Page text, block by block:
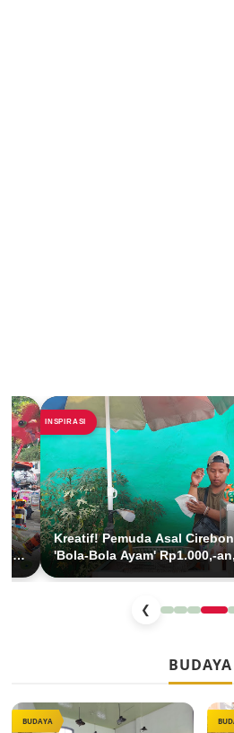
di
INSPIRASI
Kreatif! Pemuda Asal
'Bola-Bola Ayam' Rp1.000,-
Anak SD di Jakarta
❮
BUDAYA
BUDAYA